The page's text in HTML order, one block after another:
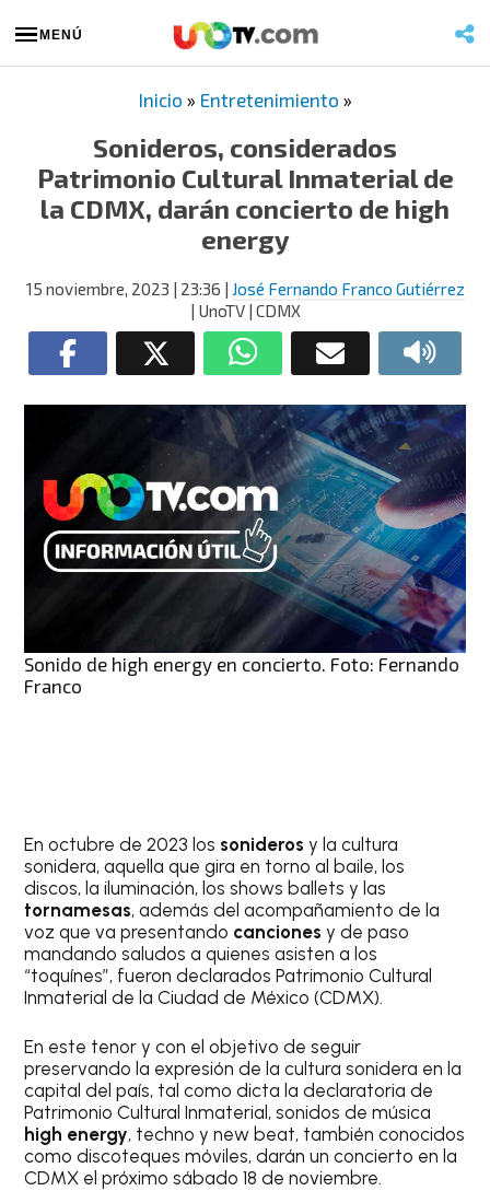
MENÚ
Inicio » Entretenimiento »
Sonideros, considerados
Patrimonio Cultural Inmaterial de
la CDMX, darán concierto de high
energy
15 noviembre, 2023 | 23:36 | José Fernando Franco Gutiérrez
| UnoTV | CDMX
Sonido de high energy en concierto. Foto: Fernando
Franco
En octubre de 2023 los sonideros y la cultura
sonidera, aquella que gira en torno al baile, los
discos, la iluminación, los shows ballets y las
tornamesas, además del acompañamiento de la
voz que va presentando canciones y de paso
mandando saludos a quienes asisten a los
“toquínes”, fueron declarados Patrimonio Cultural
Inmaterial de la Ciudad de México (CDMX).
En este tenor y con el objetivo de seguir
preservando la expresión de la cultura sonidera en la
capital del país, tal como dicta la declaratoria de
Patrimonio Cultural Inmaterial, sonidos de música
high energy, techno y new beat, también conocidos
como discoteques móviles, darán un concierto en la
CDMX el próximo sábado 18 de noviembre.